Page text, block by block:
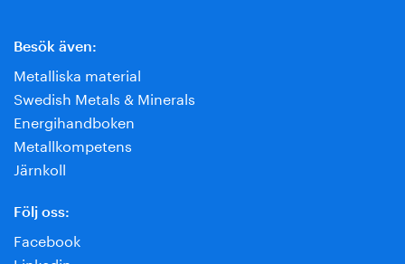
Besök även:
Metalliska material
Swedish Metals & Minerals
Energihandboken
Metallkompetens
Järnkoll
Följ oss:
Facebook